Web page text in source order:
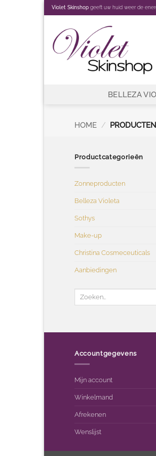
naar
Violet Skinshop geeft uw huid weer de
BELLEZA
HOME /
Productcategorieën
Zonneproducten
Belleza Violeta
Sothys
Make-up
Christina Cosmeceuticals
Aanbiedingen
Zoeken
Accountgegevens
Mijn account
Winkelmand
Afrekenen
Wenslijst